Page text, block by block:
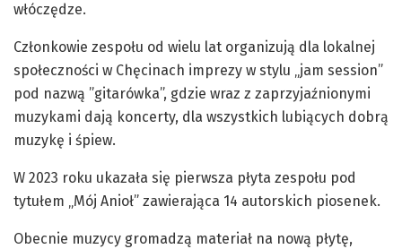
włóczędze.
Członkowie zespołu od wielu lat organizują dla lokalnej
społeczności w Chęcinach imprezy w stylu „jam session”
pod nazwą ”gitarówka”, gdzie wraz z zaprzyjaźnionymi
muzykami dają koncerty, dla wszystkich lubiących dobrą
muzykę i śpiew.
W 2023 roku ukazała się pierwsza płyta zespołu pod
tytułem „Mój Anioł” zawierająca 14 autorskich piosenek.
Obecnie muzycy gromadzą materiał na nową płytę,